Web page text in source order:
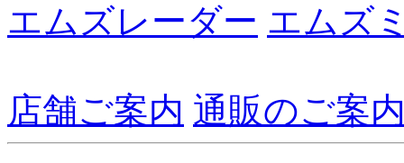
エムズレーダー エムズ
店舗ご案内 通販のご案